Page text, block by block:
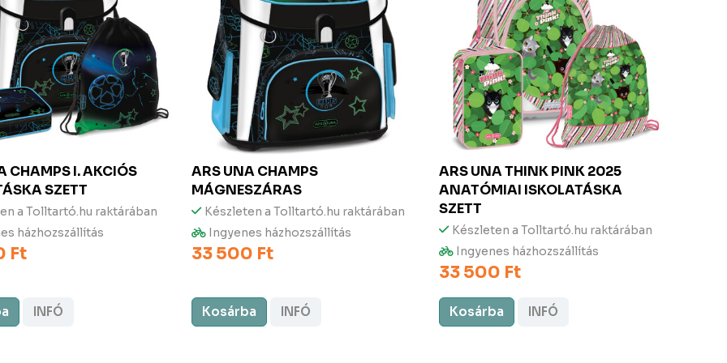
CHAMPS I. AKCIÓS
SZETT
a Tolltartó.hu raktárában
házhozszállítás
Ft
INFÓ
ARS UNACHAMPS
MÁGNESZÁRAS
Készleten a Tolltartó.hu raktárában
Ingyenes házhozszállítás
33 500 Ft
Kosárba INFÓ
ARS UNATHINK PINK 2025
ANATÓMIAI ISKOLATÁSKA
SZETT
Készleten a Tolltartó.hu raktárában
Ingyenes házhozszállítás
33 500 Ft
Kosárba INFÓ